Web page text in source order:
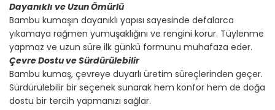
Dayanıklı ve Uzun Ömürlü
Bambu kumaşın dayanıklı yapısı sayesinde defalarca
yıkamaya rağmen yumuşaklığını ve rengini korur. Tüylenme
yapmaz ve uzun süre ilk günkü formunu muhafaza eder.
Çevre Dostu ve Sürdürülebilir
Bambu kumaş, çevreye duyarlı üretim süreçlerinden geçer.
Sürdürülebilir bir seçenek sunarak hem konfor hem de doğa
dostu bir tercih yapmanızı sağlar.